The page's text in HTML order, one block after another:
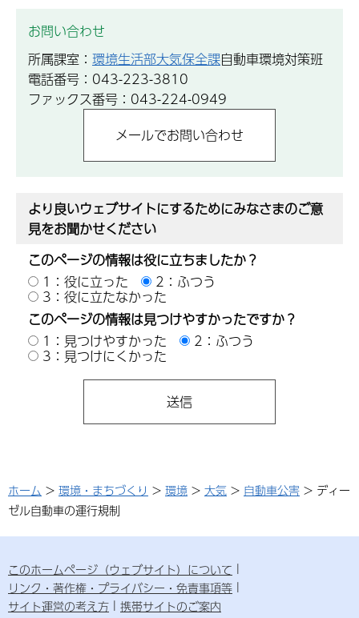
お問い合わせ
所属課室： 環境生活部大気保全課自動車環境対策班
電話番号：043-223-3810
ファックス番号：043-224-0949
より良いウェブサイトにするためにみなさまのご意
見をお聞かせください
このページの情報は役に立ちましたか？
1：役に立った
2：ふつう
3：役に立たなかった
このページの情報は見つけやすかったですか？
1：見つけやすかった
2：ふつう
3：見つけにくかった
ホーム > 環境・まちづくり > 環境 > 大気 > 自動車公害 > ディー
ゼル自動車の運行規制
このホームページ（ウェブサイト）について
リンク・著作権・プライバシー・免責事項等
サイト運営の考え方
携帯サイトのご案内